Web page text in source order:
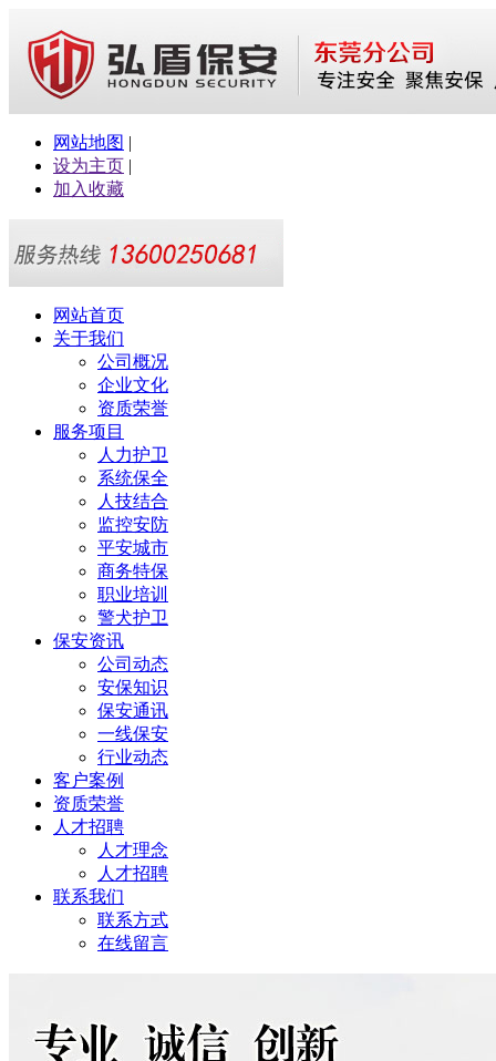
网站地图 |
设为主页 |
加入收藏
网站首页
关于我们
公司概况
企业文化
资质荣誉
服务项目
人力护卫
系统保全
人技结合
监控安防
平安城市
商务特保
职业培训
警犬护卫
保安资讯
公司动态
安保知识
保安通讯
一线保安
行业动态
客户案例
资质荣誉
人才招聘
人才理念
人才招聘
联系我们
联系方式
在线留言